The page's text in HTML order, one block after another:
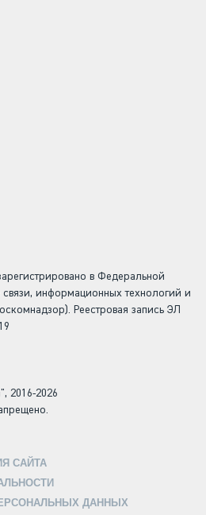
в Федеральной
информационных технологий и
Реестровая запись ЭЛ
2016-2026
САЙТА
ДАННЫХ